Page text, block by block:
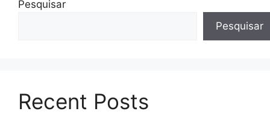
Pesquisar
Pesquisar
Recent Posts